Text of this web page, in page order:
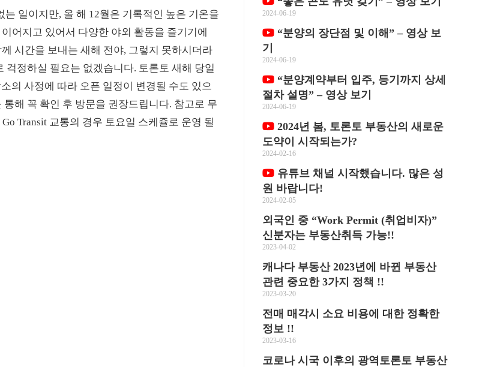
일이지만, 올 해 12월은 기록적인 높은 기온을
어지고 있어서 다양한 야외 활동을 즐기기에
시간을 보내는 새해 전야, 그렇지 못하시더라
걱정하실 필요는 없겠습니다. 토론토 새해 당일
의 사정에 따라 오픈 일정이 변경될 수도 있으
해 꼭 확인 후 방문을 권장드립니다. 참고로 무
Transit 교통의 경우 토요일 스케쥴로 운영 될
2024-06-19
“분양의 장단점 및 이해” – 영상 보
기
2024-06-19
“분양계약부터 입주, 등기까지 상세
절차 설명” – 영상 보기
2024-06-19
2024년 봄, 토론토 부동산의 새로운
도약이 시작되는가?
2024-02-16
유튜브 채널 시작했습니다. 많은 성
원 바랍니다!
2024-02-05
외국인 중 “Work Permit (취업비자)”
신분자는 부동산취득 가능!!
2023-04-02
캐나다 부동산 2023년에 바뀐 부동산
관련 중요한 3가지 정책 !!
2023-03-20
전매 매각시 소요 비용에 대한 정확한
정보 !!
2023-03-16
코로나 시국 이후의 광역토론토 부동산